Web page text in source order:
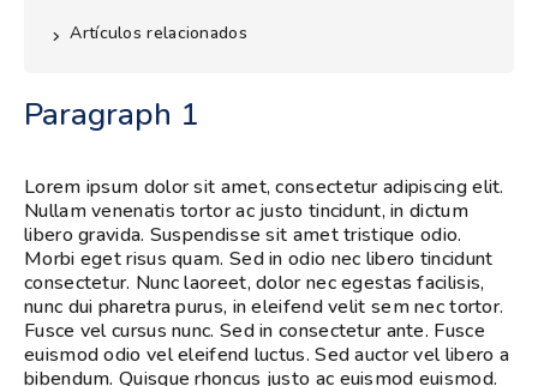
Artículos relacionados
Paragraph 1
Lorem ipsum dolor sit amet, consectetur adipiscing elit.
Nullam venenatis tortor ac justo tincidunt, in dictum
libero gravida. Suspendisse sit amet tristique odio.
Morbi eget risus quam. Sed in odio nec libero tincidunt
consectetur. Nunc laoreet, dolor nec egestas facilisis,
nunc dui pharetra purus, in eleifend velit sem nec tortor.
Fusce vel cursus nunc. Sed in consectetur ante. Fusce
euismod odio vel eleifend luctus. Sed auctor vel libero a
bibendum. Quisque rhoncus justo ac euismod euismod.